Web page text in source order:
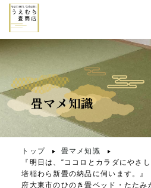
畳マメ知識
トップ
畳マメ知識
『明日は、“ココロとカラダにやさ
培稲わら新畳の納品に伺います。』
府大東市のひのき畳ベッド・たたみ